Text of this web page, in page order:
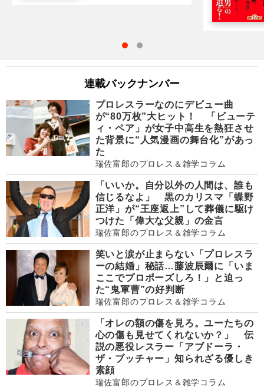
連載バックナンバー
プロレスラーなのにデビュー曲
が“80万枚”大ヒット！ 「ビューテ
ィ・ペア」が女子中高生を熱狂させ
た背景に“人気漫画の舞台化”があっ
た
瑞佐富郎のプロレス＆雑学コラム
「いいか。自分以外の人間は、誰も
信じるなよ」 黒のカリスマ「蝶野
正洋」が“王座返上”して葬儀に駆け
つけた「偉大な父親」の金言
瑞佐富郎のプロレス＆雑学コラム
笑いと涙が止まらない「プロレスラ
ーの結婚」秘話…藤波辰爾に「いま
ここでプロポーズしろ！」と迫っ
た“鬼軍曹”の好判断
瑞佐富郎のプロレス＆雑学コラム
「オレの額の傷を見ろ。ユーたちの
心の傷も見せてくれないか？」 伝
説の悪役レスラー「アブドーラ・
ザ・ブッチャー」知られざる優しき
素顔
瑞佐富郎のプロレス＆雑学コラム